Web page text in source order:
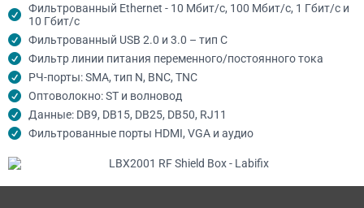
Фильтрованный Ethernet - 10 Мбит/с, 100 Мбит/с, 1 Гбит/с и
10 Гбит/с
Фильтрованный USB 2.0 и 3.0 – тип C
Фильтр линии питания переменного/постоянного тока
РЧ-порты: SMA, тип N, BNC, TNC
Оптоволокно: ST и волновод
Данные: DB9, DB15, DB25, DB50, RJ11
Фильтрованные порты HDMI, VGA и аудио